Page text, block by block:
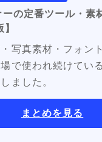
の定番ツール・素
写真素材・フォン
で使われ続けてい
ました。
まとめを見る